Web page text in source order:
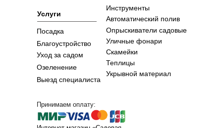
Услуги
Выезд специалиста
Уход за садом
Благоустройство
Озеленение
Посадка
Инструменты
Автоматический полив
Опрыскиватели садовые
Уличные фонари
Скамейки
Теплицы
Укрывной материал
Принимаем оплату: